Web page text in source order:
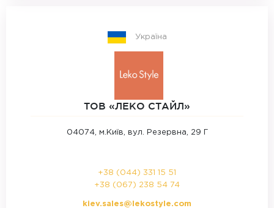
Україна
ТОВ «ЛЕКО СТАЙЛ»‎
04074, м.Київ, вул. Резервна, 29 Г
+38 (044) 331 15 51
+38 (067) 238 54 74
kiev.sales@lekostyle.com